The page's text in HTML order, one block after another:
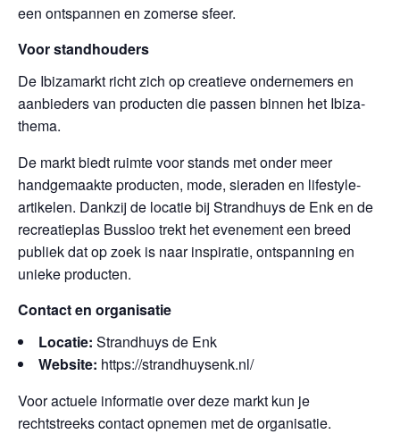
een ontspannen en zomerse sfeer.
Voor standhouders
De Ibizamarkt richt zich op creatieve ondernemers en
aanbieders van producten die passen binnen het Ibiza-
thema.
De markt biedt ruimte voor stands met onder meer
handgemaakte producten, mode, sieraden en lifestyle-
artikelen. Dankzij de locatie bij Strandhuys de Enk en de
recreatieplas Bussloo trekt het evenement een breed
publiek dat op zoek is naar inspiratie, ontspanning en
unieke producten.
Contact en organisatie
Locatie: Strandhuys de Enk
Website: https://strandhuysenk.nl/
Voor actuele informatie over deze markt kun je
rechtstreeks contact opnemen met de organisatie.